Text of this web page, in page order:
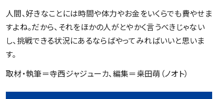
人間、好きなことには時間や体力やお金をいくらでも費やせま
すよね。だから、それをほかの人がとやかく言うべきじゃない
し、挑戦できる状況にあるならばやってみればいいと思いま
す。
取材・執筆＝寺西ジャジューカ、編集＝桒田萌（ノオト）